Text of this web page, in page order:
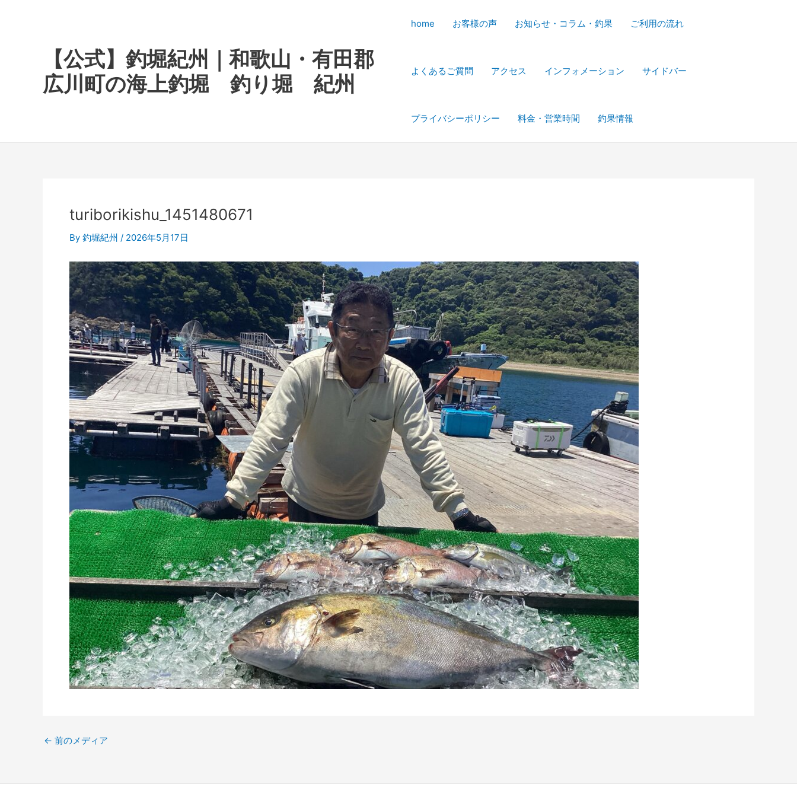
【公式】釣堀紀州｜和歌山・有田郡
広川町の海上釣堀 釣り堀 紀州
home お客様の声 お知らせ・コラム・釣果 ご利用の流れ
よくあるご質問 アクセス インフォメーション サイドバー
プライバシーポリシー 料金・営業時間 釣果情報
turiborikishu_1451480671
By 釣堀紀州 / 2026年5月17日
← 前のメディア